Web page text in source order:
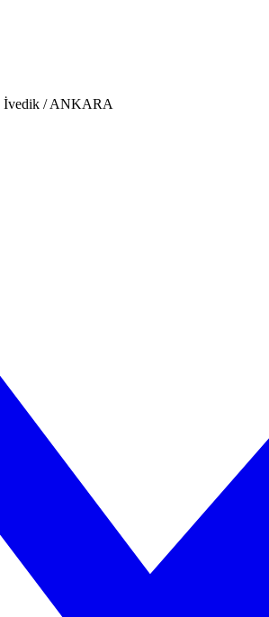
İvedik / ANKARA